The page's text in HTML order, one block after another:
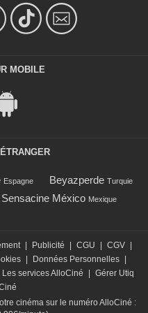
MOBILE
Espagne Beyazperde Turquie
Sensacine México Mexique
Publicité CGU CGV
Données Personnelles
Les services AlloCiné
Gérer Utiq
cinéma sur le numéro AlloCiné :